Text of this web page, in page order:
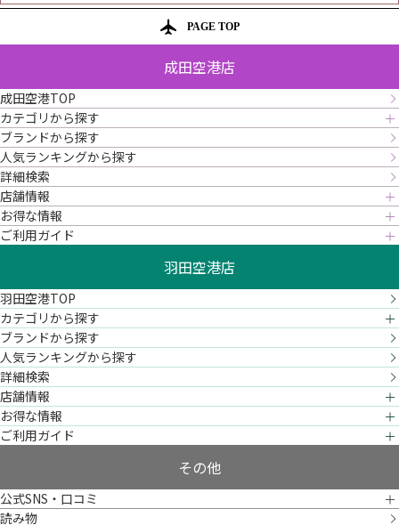
PAGE TOP
成田空港店
成田空港TOP
カテゴリから探す
ブランドから探す
人気ランキングから探す
詳細検索
店舗情報
お得な情報
ご利用ガイド
羽田空港店
羽田空港TOP
カテゴリから探す
ブランドから探す
人気ランキングから探す
詳細検索
店舗情報
お得な情報
ご利用ガイド
その他
公式SNS・口コミ
読み物